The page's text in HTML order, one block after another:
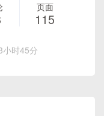
页面
115
小时45分